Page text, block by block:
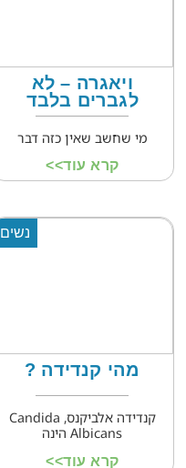
ויאגרה – לא
לגברים בלבד
מי שחשב שאין כזה דבר
קרא עוד>>
נשים
מהי קנדידה ?
קנדידה אלביקנס, Candida
Albicans הינה
קרא עוד>>